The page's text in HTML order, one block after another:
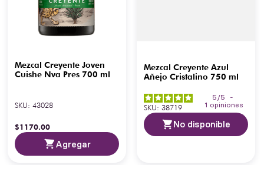
Mezcal Creyente Joven
Cuishe Nva Pres 700 ml
SKU: 43028
$1170.00
Agregar
Mezcal Creyente Azul
Añejo Cristalino 750 ml
5 /5
-
1 opiniones
SKU: 38719
No disponible